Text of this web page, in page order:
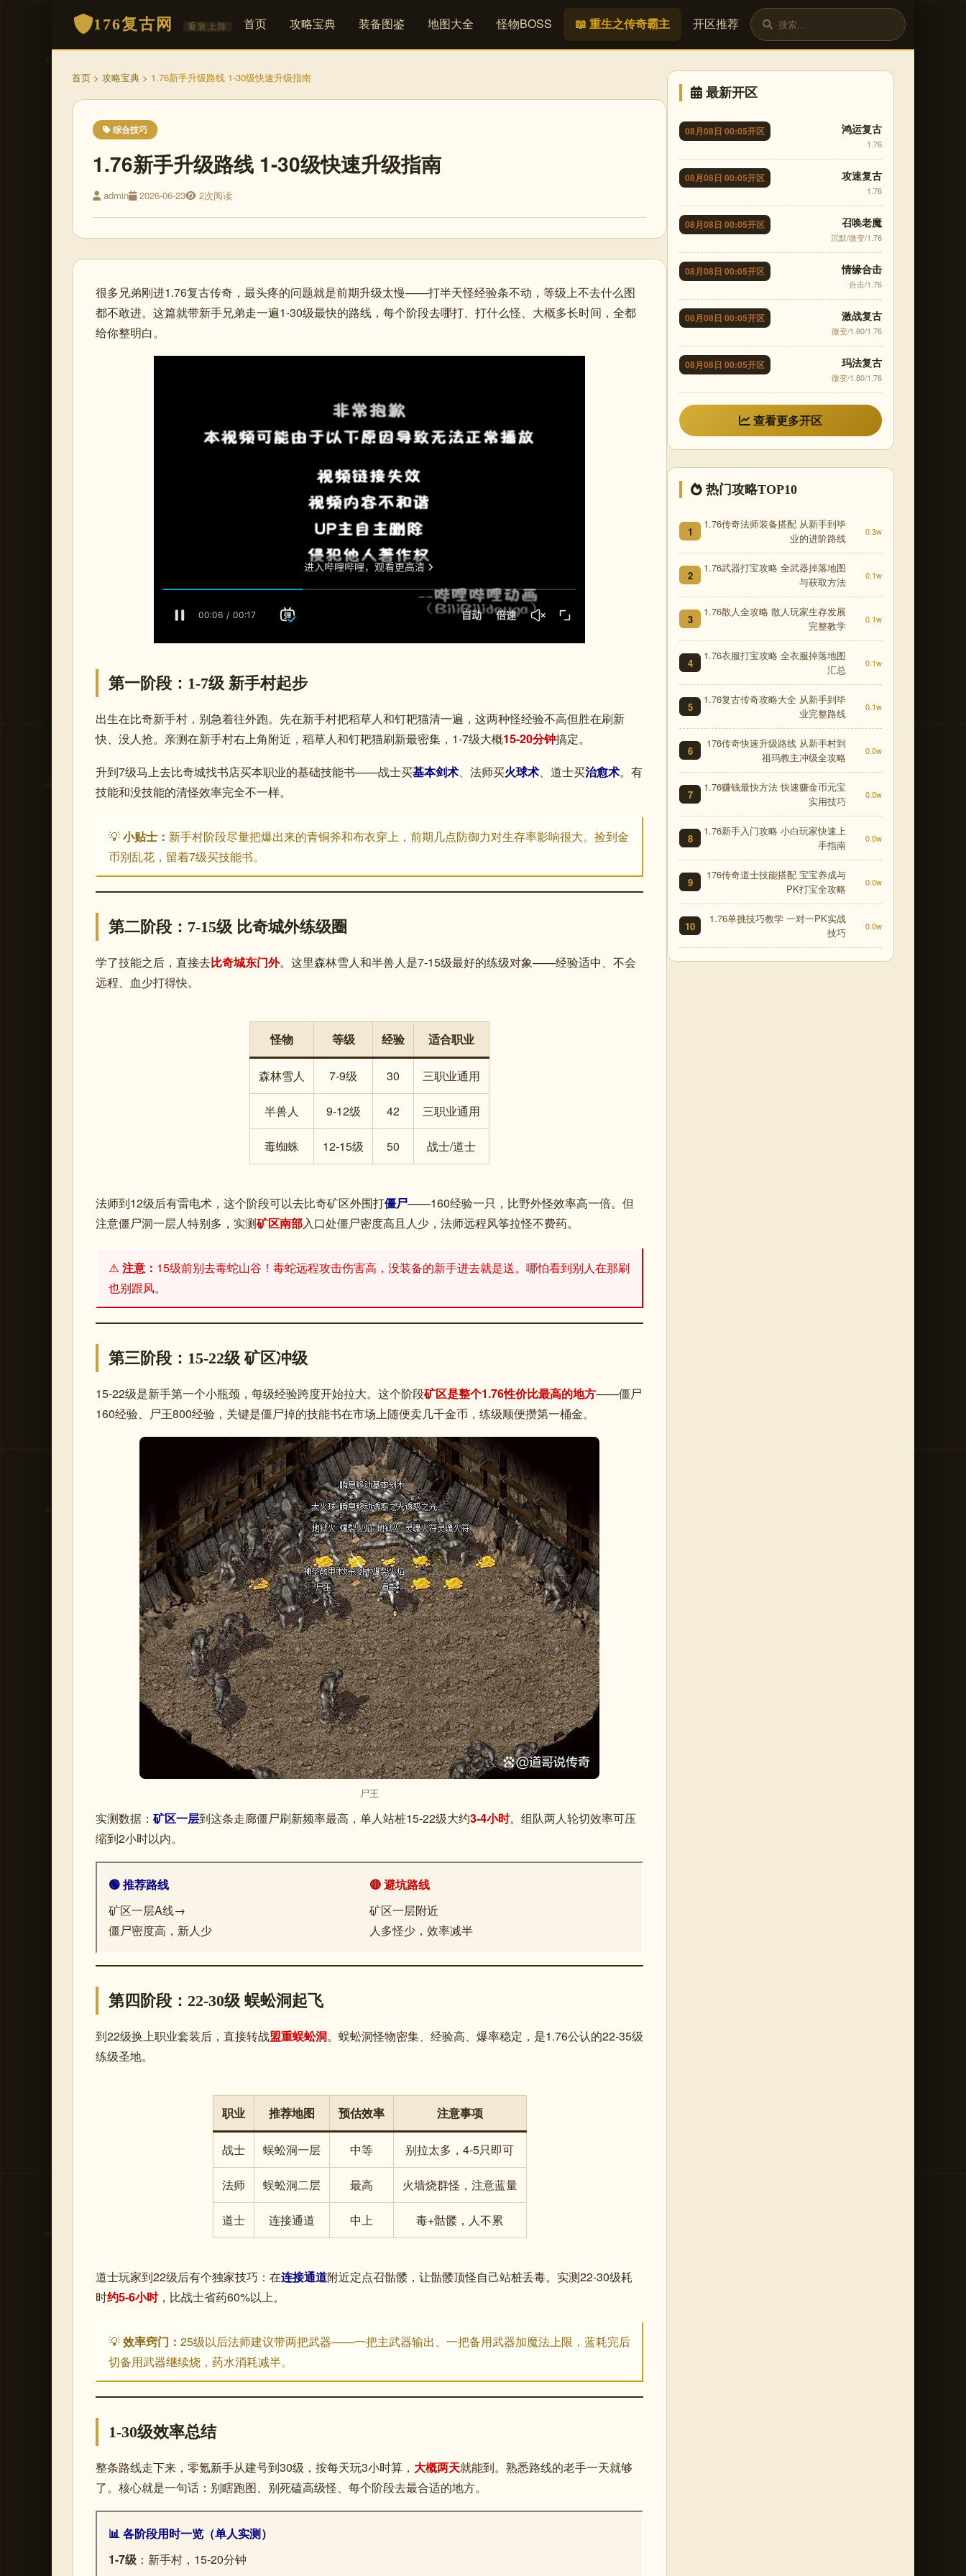
176复古网 重装上阵 首页 攻略宝典 装备图鉴 地图大全 怪物BOSS 📖 重生之传奇霸主 开区推荐
首页 > 攻略宝典 > 1.76新手升级路线 1-30级快速升级指南
综合技巧
1.76新手升级路线 1-30级快速升级指南
admin 2026-06-23 2次阅读
很多兄弟刚进1.76复古传奇，最头疼的问题就是前期升级太慢——打半天怪经验条不动，等级上不去什么图
都不敢进。这篇就带新手兄弟走一遍1-30级最快的路线，每个阶段去哪打、打什么怪、大概多长时间，全都
给你整明白。
第一阶段：1-7级 新手村起步
出生在比奇新手村，别急着往外跑。先在新手村把稻草人和钉耙猫清一遍，这两种怪经验不高但胜在刷新
快、没人抢。亲测在新手村右上角附近，稻草人和钉耙猫刷新最密集，1-7级大概15-20分钟搞定。
升到7级马上去比奇城找书店买本职业的基础技能书——战士买基本剑术、法师买火球术、道士买治愈术。有
技能和没技能的清怪效率完全不一样。
💡小贴士： 新手村阶段尽量把爆出来的青铜斧和布衣穿上，前期几点防御力对生存率影响很大。捡到金
币别乱花，留着7级买技能书。
第二阶段：7-15级 比奇城外练级圈
学了技能之后，直接去比奇城东门外。这里森林雪人和半兽人是7-15级最好的练级对象——经验适中、不会
远程、血少打得快。
怪物 等级 经验 适合职业
森林雪人 7-9级 30 三职业通用
半兽人 9-12级 42 三职业通用
毒蜘蛛 12-15级 50 战士/道士
法师到12级后有雷电术，这个阶段可以去比奇矿区外围打僵尸——160经验一只，比野外怪效率高一倍。但
注意僵尸洞一层人特别多，实测矿区南部入口处僵尸密度高且人少，法师远程风筝拉怪不费药。
⚠️ 注意： 15级前别去毒蛇山谷！毒蛇远程攻击伤害高，没装备的新手进去就是送。哪怕看到别人在那刷
也别跟风。
第三阶段：15-22级 矿区冲级
15-22级是新手第一个小瓶颈，每级经验跨度开始拉大。这个阶段矿区是整个1.76性价比最高的地方——僵尸
160经验、尸王800经验，关键是僵尸掉的技能书在市场上随便卖几千金币，练级顺便攒第一桶金。
尸王
实测数据： 矿区一层到这条走廊僵尸刷新频率最高，单人站桩15-22级大约3-4小时。组队两人轮切效率可压
缩到2小时以内。
🟢 推荐路线
矿区一层A线→
僵尸密度高，新人少
🔴 避坑路线
矿区一层附近
人多怪少，效率减半
第四阶段：22-30级 蜈蚣洞起飞
到22级换上职业套装后，直接转战盟重蜈蚣洞。蜈蚣洞怪物密集、经验高、爆率稳定，是1.76公认的22-35级
练级圣地。
职业 推荐地图 预估效率 注意事项
战士 蜈蚣洞一层 中等 别拉太多，4-5只即可
法师 蜈蚣洞二层 最高 火墙烧群怪，注意蓝量
道士 连接通道 中上 毒+骷髅，人不累
道士玩家到22级后有个独家技巧：在连接通道附近定点召骷髅，让骷髅顶怪自己站桩丢毒。实测22-30级耗
时约5-6小时，比战士省药60%以上。
💡效率窍门： 25级以后法师建议带两把武器——一把主武器输出、一把备用武器加魔法上限，蓝耗完后
切备用武器继续烧，药水消耗减半。
1-30级效率总结
整条路线走下来，零氪新手从建号到30级，按每天玩3小时算， 大概两天就能到。熟悉路线的老手一天就够
了。核心就是一句话：别瞎跑图、别死磕高级怪、每个阶段去最合适的地方。
📊 各阶段用时一览（单人实测）
1-7级 ：新手村，15-20分钟
最新开区
08月08日 00:05开区 鸿运复古
1.76
08月08日 00:05开区 攻速复古
1.76
08月08日 00:05开区 召唤老魔
沉默/微变/1.76
08月08日 00:05开区 情缘合击
合击/1.76
08月08日 00:05开区 激战复古
微变/1.80/1.76
08月08日 00:05开区 玛法复古
微变/1.80/1.76
查看更多开区
热门攻略TOP10
1
1.76传奇法师装备搭配 从新手到毕
业的进阶路线
0.3w
2
1.76武器打宝攻略 全武器掉落地图
与获取方法
0.1w
3
1.76散人全攻略 散人玩家生存发展
完整教学
0.1w
4
1.76衣服打宝攻略 全衣服掉落地图
汇总
0.1w
5
1.76复古传奇攻略大全 从新手到毕
业完整路线
0.1w
6
176传奇快速升级路线 从新手村到
祖玛教主冲级全攻略
0.0w
7
1.76赚钱最快方法 快速赚金币元宝
实用技巧
0.0w
8
1.76新手入门攻略 小白玩家快速上
手指南
0.0w
9
176传奇道士技能搭配 宝宝养成与
PK打宝全攻略
0.0w
10
1.76单挑技巧教学 一对一PK实战
技巧
0.0w